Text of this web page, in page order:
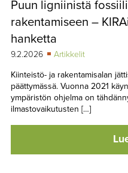
TAPAHTUMAT
YHTEYSTIEDOT
Puun ligniinistä
rakentamiseen –
hanketta
9.2.2026
Artikkelit
Kiinteistö- ja rakentamisalan
päättymässä. Vuonna 2021
ympäristön ohjelma on
ilmastovaikutusten […]